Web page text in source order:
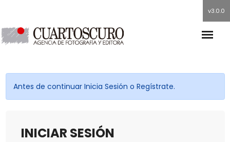
v3.0.0
Antes de continuar Inicia Sesión o Regístrate.
INICIAR SESIÓN